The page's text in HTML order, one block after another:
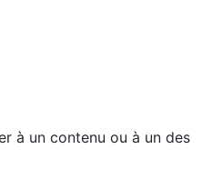
à un contenu ou à un des